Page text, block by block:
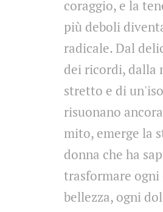
coraggio, e la
più deboli
radicale. Dal
dei ricordi, dalla
stretto e di
risuonano
mito, emerge la
donna che ha
trasformare
bellezza, ogni